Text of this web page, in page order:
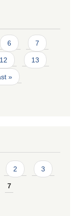
6 7
12 13
»
2 3
7